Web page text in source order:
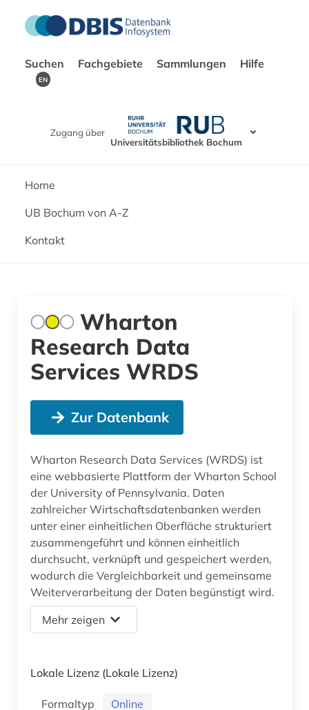
Suchen Fachgebiete Sammlungen Hilfe
EN
Zugang über
Universitätsbibliothek Bochum
Home
UB Bochum von A-Z
Kontakt
Wharton
Research Data
Services WRDS
Zur Datenbank
Wharton Research Data Services (WRDS) ist
eine webbasierte Plattform der Wharton School
der University of Pennsylvania. Daten
zahlreicher Wirtschaftsdatenbanken werden
unter einer einheitlichen Oberfläche strukturiert
zusammengeführt und können einheitlich
durchsucht, verknüpft und gespeichert werden,
wodurch die Vergleichbarkeit und gemeinsame
Weiterverarbeitung der Daten begünstigt wird.
Mehr zeigen
Lokale Lizenz (Lokale Lizenz)
Formaltyp
Online